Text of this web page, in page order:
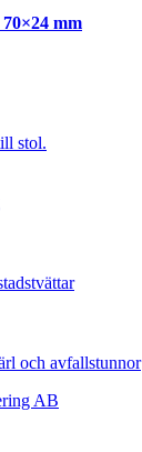
mm
stol.
och avfallstunnor
AB